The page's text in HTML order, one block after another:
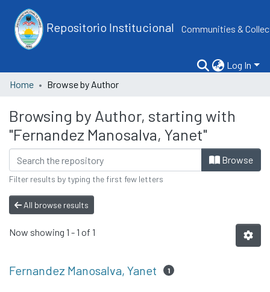
Repositorio Institucional Communities &
Log In
Home
Browse by Author
Browsing by Author, starting with
"Fernandez Manosalva, Yanet"
Browse
Filter results by typing the first few letters
All browse results
Now showing 1 - 1 of 1
Fernandez Manosalva, Yanet 1